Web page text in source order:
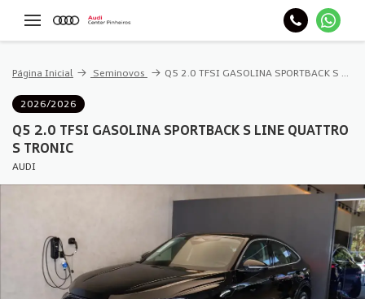
Página Inicial Seminovos Q5 2.0 TFSI GASOLINA SPORTBACK S LINE QUATTRO S TRONIC
2026/2026
Q5 2.0 TFSI GASOLINA SPORTBACK S LINE QUATTRO
S TRONIC
AUDI